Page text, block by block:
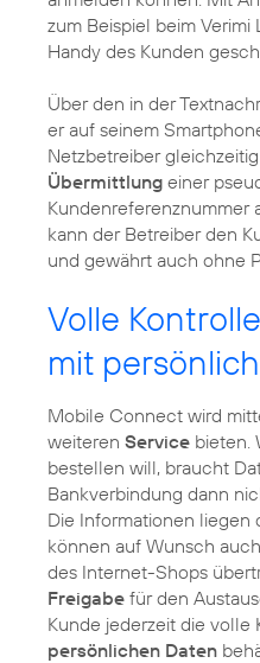
zum Beispiel beim Verimi
Handy des Kunden
Über den in der
er auf seinem
Netzbetreiber
Übermittlung einer
Kundenreferenznummer
kann der Betreiber den
und gewährt auch ohne
Volle
mit
Mobile Connect wird
weiteren Service bieten.
bestellen will, braucht
Bankverbindung dann
Die Informationen liegen
können auf Wunsch
des Internet-Shops
Freigabe für den
Kunde jederzeit die volle
persönlichen Daten